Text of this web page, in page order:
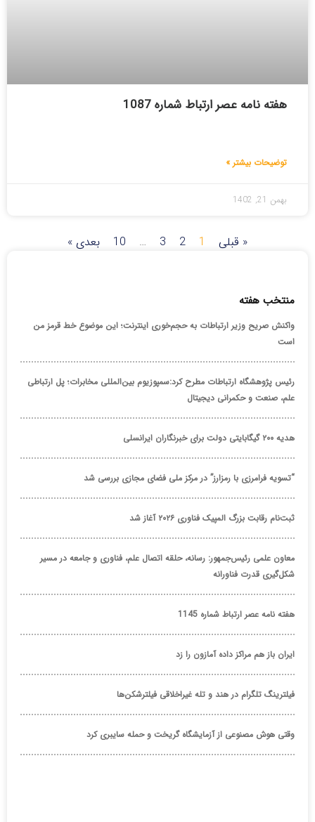
هفته نامه عصر ارتباط شماره 1087
توضیحات بیشتر »
بهمن 21, 1402
« قبلی 1
2
3
…
10 بعدی »
منتخب هفته
واکنش صریح وزیر ارتباطات به حجم‌خوری اینترنت؛ این موضوع خط قرمز من
است
رئیس پژوهشگاه ارتباطات مطرح کرد:سمپوزیوم بین‌المللی مخابرات؛ پل ارتباطی
علم، صنعت و حکمرانی دیجیتال
هدیه ۲۰۰ گیگابایتی دولت برای خبرنگاران ایرانسلی
“تسویه فرامرزی با رمزارز” در مرکز ملی فضای مجازی بررسی شد
ثبت‌نام رقابت بزرگ المپیک فناوری ۲۰۲۶ آغاز شد
معاون علمی رئیس‌جمهور: رسانه، حلقه اتصال علم، فناوری و جامعه در مسیر
شکل‌گیری قدرت فناورانه
هفته نامه عصر ارتباط شماره 1145
ایران باز هم مراکز داده آمازون را زد
فیلترینگ تلگرام در هند و تله غیراخلاقی فیلترشکن‌ها
وقتی هوش مصنوعی از آزمایشگاه گریخت و حمله سایبری کرد